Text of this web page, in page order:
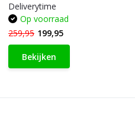
Deliverytime
Op voorraad
259,95 199,95
Bekijken